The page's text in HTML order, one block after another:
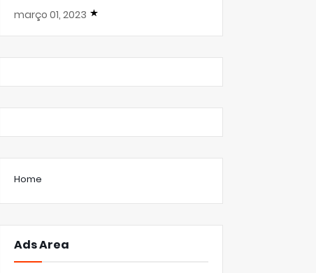
março 01, 2023
Home
Ads Area